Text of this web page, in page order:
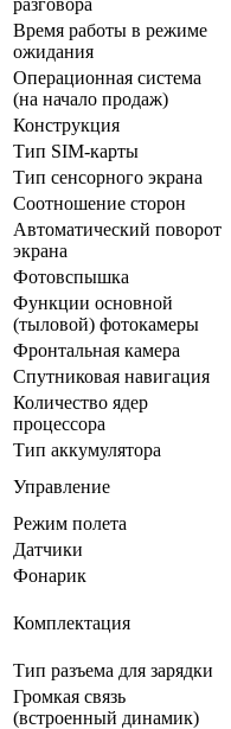
разговора
Время работы в режиме
ожидания
Операционная система
(на начало продаж)
Конструкция
Тип SIM-карты
Тип сенсорного экрана
Соотношение сторон
Автоматический поворот
экрана
Фотовспышка
Функции основной
(тыловой) фотокамеры
Фронтальная камера
Спутниковая навигация
Количество ядер
процессора
Тип аккумулятора
Управление
Режим полета
Датчики
Фонарик
Комплектация
Тип разъема для зарядки
Громкая связь
(встроенный динамик)